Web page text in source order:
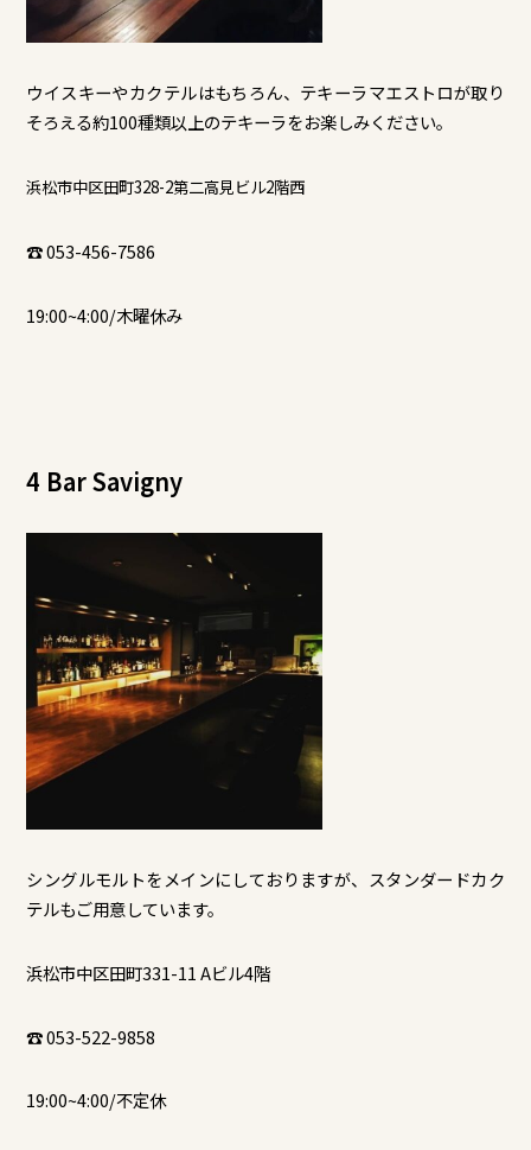
ウイスキーやカクテルはもちろん、テキーラマエストロが取り
そろえる約100種類以上のテキーラをお楽しみください。
浜松市中区田町328-2第二高見ビル2階西
☎ 053-456-7586
19:00~4:00/木曜休み
4 Bar Savigny
シングルモルトをメインにしておりますが、スタンダードカク
テルもご用意しています。
浜松市中区田町331-11 Aビル4階
☎ 053-522-9858
19:00~4:00/不定休